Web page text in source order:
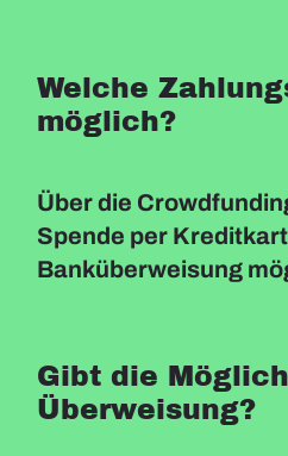
Welche
möglich?
Über die
Spende per
Banküberweisung
Gibt die
Überweisung?